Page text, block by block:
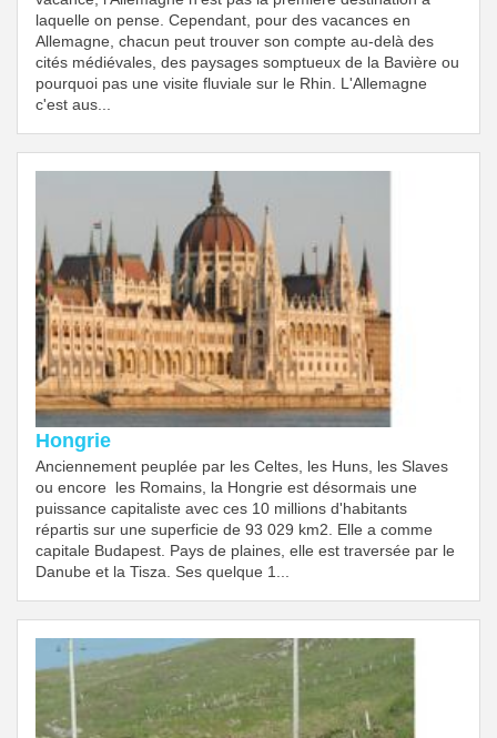
laquelle on pense. Cependant, pour des vacances en
Allemagne, chacun peut trouver son compte au-delà des
cités médiévales, des paysages somptueux de la Bavière ou
pourquoi pas une visite fluviale sur le Rhin. L'Allemagne
c'est aus...
Hongrie
Anciennement peuplée par les Celtes, les Huns, les Slaves
ou encore les Romains, la Hongrie est désormais une
puissance capitaliste avec ces 10 millions d'habitants
répartis sur une superficie de 93 029 km2. Elle a comme
capitale Budapest. Pays de plaines, elle est traversée par le
Danube et la Tisza. Ses quelque 1...